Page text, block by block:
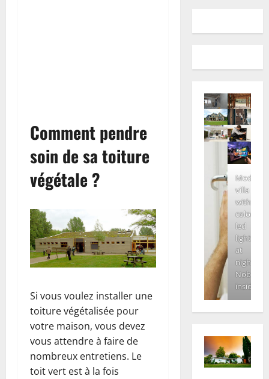
Comment pendre
soin de sa toiture
végétale ?
Si vous voulez installer une
toiture végétalisée pour
votre maison, vous devez
vous attendre à faire de
nombreux entretiens. Le
toit vert est à la fois
Modern
villa
with
colored
led
lights
at
night.
Nobody
inside